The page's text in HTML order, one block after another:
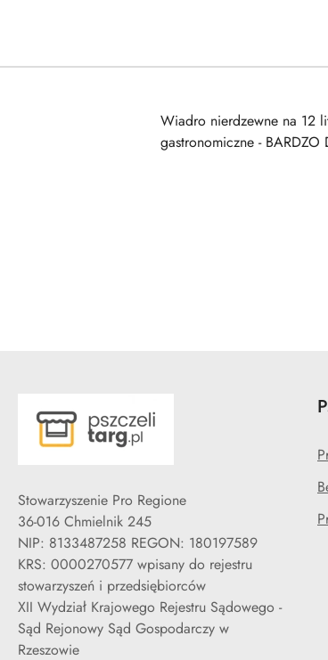
Wiadro nierdzewne na 12
gastronomiczne -
Stowarzyszenie Pro Regione
36-016 Chmielnik 245
NIP: 8133487258 REGON: 180197589
KRS: 0000270577 wpisany do rejestru
stowarzyszeń i przedsiębiorców
XII Wydział Krajowego Rejestru Sądowego -
Sąd Rejonowy Sąd Gospodarczy w
Rzeszowie